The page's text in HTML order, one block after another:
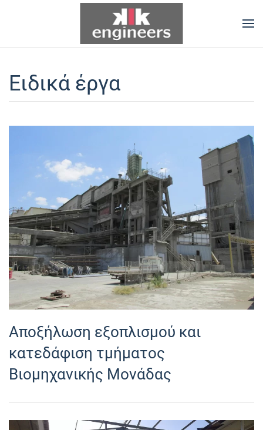
Skip to main content
Ειδικά έργα
Αποξήλωση εξοπλισμού και
κατεδάφιση τμήματος
Βιομηχανικής Μονάδας